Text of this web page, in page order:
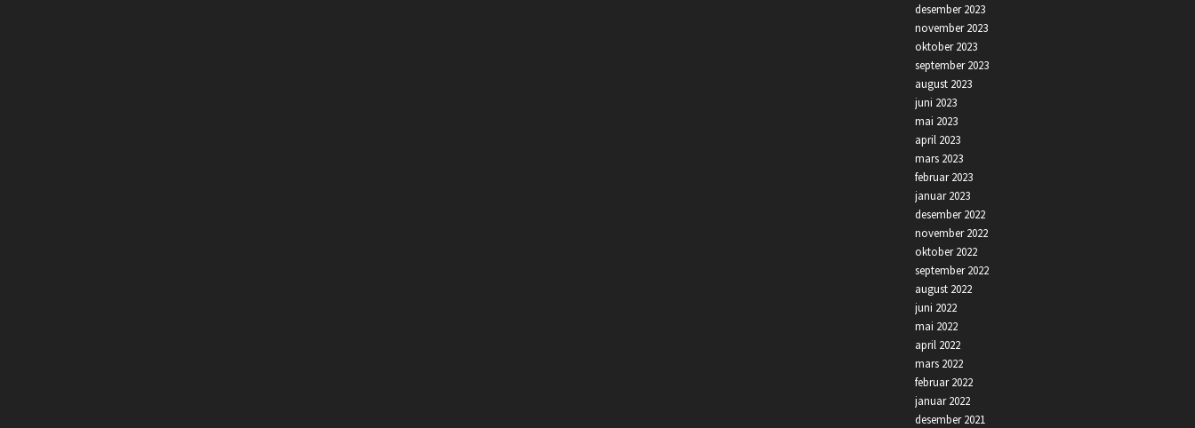
desember 2023
november 2023
oktober 2023
september 2023
august 2023
juni 2023
mai 2023
april 2023
mars 2023
februar 2023
januar 2023
desember 2022
november 2022
oktober 2022
september 2022
august 2022
juni 2022
mai 2022
april 2022
mars 2022
februar 2022
januar 2022
desember 2021